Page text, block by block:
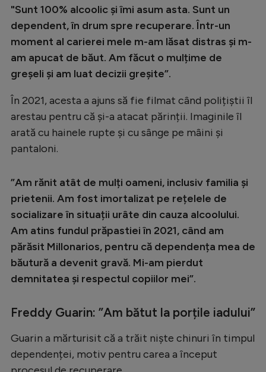
"Sunt 100% alcoolic și îmi asum asta. Sunt un
dependent, în drum spre recuperare. Într-un
moment al carierei mele m-am lăsat distras și m-
am apucat de băut. Am făcut o mulțime de
greșeli și am luat decizii greșite”.
În 2021, acesta a ajuns să fie filmat când polițiștii îl
arestau pentru că și-a atacat părinții. Imaginile îl
arată cu hainele rupte și cu sânge pe mâini și
pantaloni.
”Am rănit atât de mulți oameni, inclusiv familia și
prietenii. Am fost imortalizat pe rețelele de
socializare în situații urâte din cauza alcoolului.
Am atins fundul prăpastiei în 2021, când am
părăsit Millonarios, pentru că dependența mea de
băutură a devenit gravă. Mi-am pierdut
demnitatea și respectul copiilor mei”.
Freddy Guarin: ”Am bătut la porțile iadului”
Guarin a mărturisit că a trăit niște chinuri în timpul
dependenței, motiv pentru carea a început